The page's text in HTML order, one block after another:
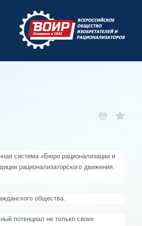
система «Бюро рационализации и
рационализаторского движения,
общества.
потенциал не только своих